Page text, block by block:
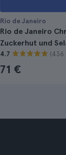
Rio de Janeiro
Rio de Janeiro
Zuckerhut und
4.7 (436
71 €